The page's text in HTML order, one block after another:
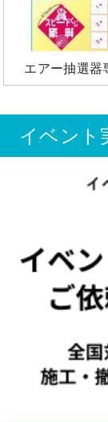
エアー抽選器
イベント